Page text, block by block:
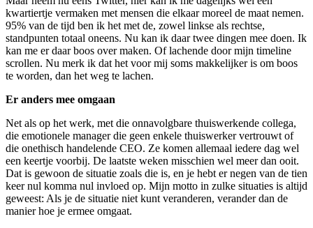
kwartiertje vermaken met mensen die elkaar moreel de maat nemen.
95% van de tijd ben ik het met de, zowel linkse als rechtse,
standpunten totaal oneens. Nu kan ik daar twee dingen mee doen. Ik
kan me er daar boos over maken. Of lachende door mijn timeline
scrollen. Nu merk ik dat het voor mij soms makkelijker is om boos
te worden, dan het weg te lachen.
Er anders mee omgaan
Net als op het werk, met die onnavolgbare thuiswerkende collega,
die emotionele manager die geen enkele thuiswerker vertrouwt of
die onethisch handelende CEO. Ze komen allemaal iedere dag wel
een keertje voorbij. De laatste weken misschien wel meer dan ooit.
Dat is gewoon de situatie zoals die is, en je hebt er negen van de tien
keer nul komma nul invloed op. Mijn motto in zulke situaties is altijd
geweest: Als je de situatie niet kunt veranderen, verander dan de
manier hoe je ermee omgaat.